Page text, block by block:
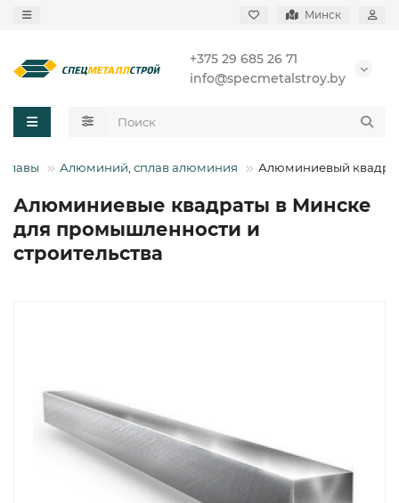
Минск
+375 29 685 26 71
info@specmetalstroy.by
Алюминий, сплав алюминия Алюминиевый
Алюминиевые квадраты в Минске
для промышленности и
строительства